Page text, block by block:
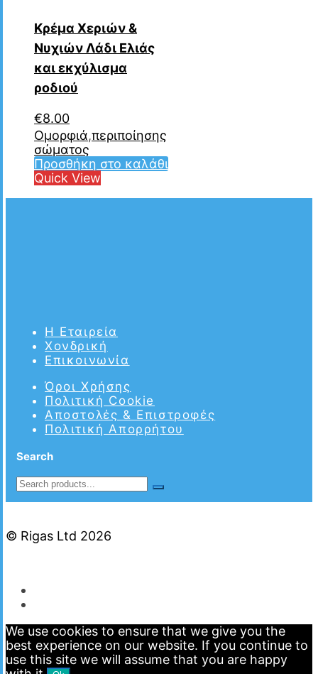
Κρέμα Χεριών &
Νυχιών Λάδι Ελιάς
και εκχύλισμα
ροδιού
€8.00
Ομορφιά,περιποίησης
σώματος
Προσθήκη στο καλάθι
Quick View
Η Εταιρεία
Χονδρική
Επικοινωνία
Όροι Χρήσης
Πολιτική Cookie
Αποστολές & Επιστροφές
Πολιτική Απορρήτου
Search
© Rigas Ltd 2026
We use cookies to ensure that we give you the
best experience on our website. If you continue to
use this site we will assume that you are happy